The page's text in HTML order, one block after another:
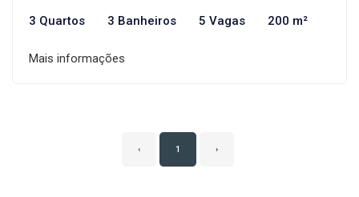
3 Quartos 3 Banheiros 5 Vagas 200 m²
Mais informações
‹ 1 ›